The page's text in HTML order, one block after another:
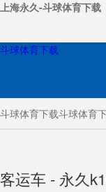
上海永久-斗球体育下载
斗球体育下载
斗球体育下载斗球体育
客运车 - 永久